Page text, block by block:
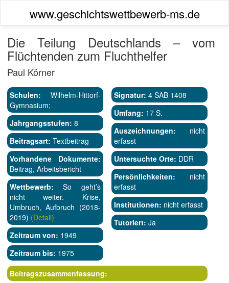
www.geschichtswettbewerb-ms.de
Die Teilung Deutschlands – vom
Flüchtenden zum Fluchthelfer
Paul Körner
Schulen: Wilhelm-Hittorf-
Gymnasium;
Jahrgangsstufen: 8
Beitragsart: Textbeitrag
Vorhandene Dokumente:
Beitrag, Arbeitsbericht
Wettbewerb: So geht’s
nicht weiter. Krise,
Umbruch, Aufbruch (2018-
2019) (Detail)
Zeitraum von: 1949
Zeitraum bis: 1975
Signatur: 4 SAB 1408
Umfang: 17 S.
Auszeichnungen: nicht
erfasst
Untersuchte Orte: DDR
Persönlichkeiten: nicht
erfasst
Institutionen: nicht erfasst
Tutoriert: Ja
Beitragszusammenfassung: